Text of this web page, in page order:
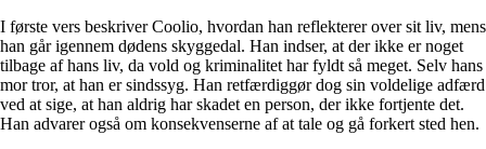
I første vers beskriver Coolio, hvordan han reflekterer over sit liv, mens
han går igennem dødens skyggedal. Han indser, at der ikke er noget
tilbage af hans liv, da vold og kriminalitet har fyldt så meget. Selv hans
mor tror, at han er sindssyg. Han retfærdiggør dog sin voldelige adfærd
ved at sige, at han aldrig har skadet en person, der ikke fortjente det.
Han advarer også om konsekvenserne af at tale og gå forkert sted hen.